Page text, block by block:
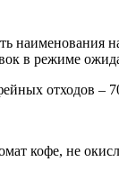
в режиме
отходов –
кофе, не